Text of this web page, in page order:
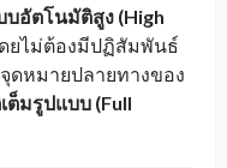
อัตโนมัติสูง (High
ยไม่ต้องมีปฏิสัมพันธ์
ดหมายปลายทางของ
ต็มรูปแบบ (Full